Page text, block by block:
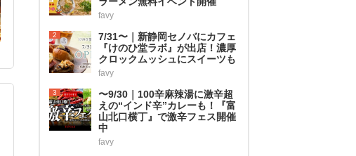
favy
2
7/31〜｜新静岡セノバにカフェ
『けのひ堂ラボ』が出店！濃厚
クロックムッシュにスイーツも
favy
3
〜9/30｜100辛麻辣湯に激辛超
えの“インド辛”カレーも！『富
山北口横丁』で激辛フェス開催
中
favy